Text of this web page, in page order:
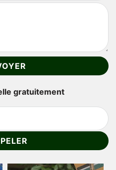
gratuitement